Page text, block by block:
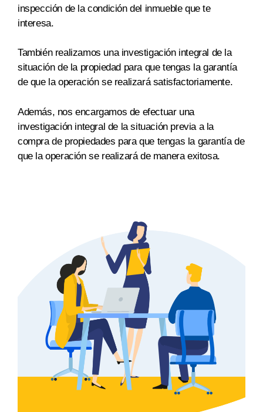
inspección de la condición del inmueble que te
interesa.
También realizamos una investigación integral de la
situaciónde la propiedad para que tengas la garantía
de que la operación se realizará satisfactoriamente.
Además, nos encargamos de efectuar una
investigación integral de la situación previa a la
compra de propiedades para que tengas la garantía de
que la operación se realizaráde manera exitosa.